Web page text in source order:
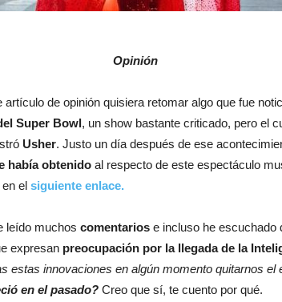
Opinión
de opinión quisiera retomar algo que fue
Super Bowl, un show bastante criticado, pero el
Usher. Justo un día después de ese
había obtenido al respecto de este espectáculo
el siguiente enlace.
leído muchos comentarios e incluso he escuchado
expresan preocupación por la llegada de la
estas innovaciones en algún momento quitarnos el
en el pasado? Creo que sí, te cuento por qué.